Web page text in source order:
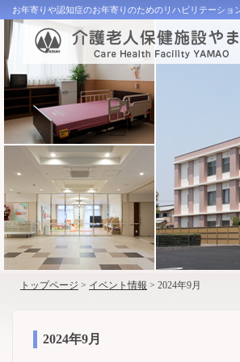
お年寄りや認知症のお年寄りのためのリハビリテーショ
トップページ > イベント情報 > 2024年9月
2024年9月